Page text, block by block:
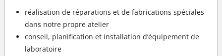
réalisation de réparations et de fabrications spéciales
dans notre propre atelier
conseil, planification et installation d’équipement de
laboratoire